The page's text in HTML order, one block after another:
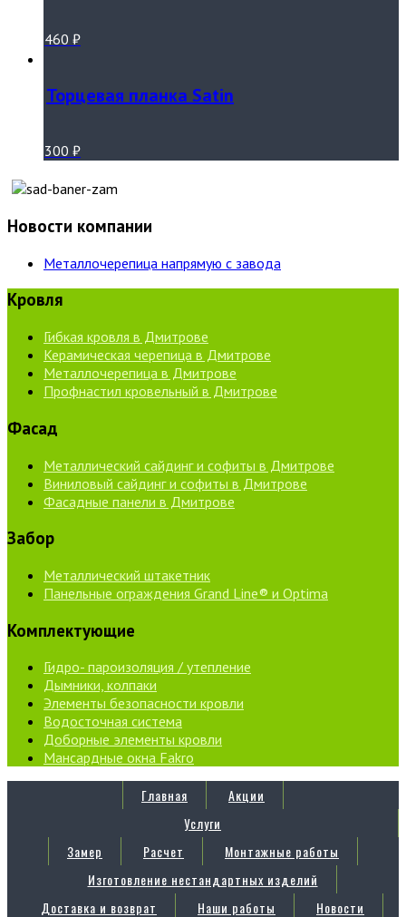
460 ₽
Торцевая планка Satin
300 ₽
Новости компании
Металлочерепица напрямую с завода
Кровля
Гибкая кровля в Дмитрове
Керамическая черепица в Дмитрове
Металлочерепица в Дмитрове
Профнастил кровельный в Дмитрове
Фасад
Металлический сайдинг и софиты в Дмитрове
Виниловый сайдинг и софиты в Дмитрове
Фасадные панели в Дмитрове
Забор
Металлический штакетник
Панельные ограждения Grand Line® и Optima
Комплектующие
Гидро- пароизоляция / утепление
Дымники, колпаки
Элементы безопасности кровли
Водосточная система
Доборные элементы кровли
Мансардные окна Fakro
Главная
Акции
Услуги
Замер
Расчет
Монтажные работы
Изготовление нестандартных изделий
Доставка и возврат
Наши работы Новости